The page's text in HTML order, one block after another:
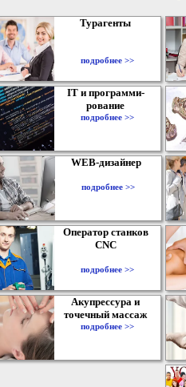
Турагенты
подробнее >>
IT и программи-
рование
подробнее >>
WEB-дизайнер
подробнее >>
Оператор станков
CNC
подробнее >>
Акупрессура и
точечный массаж
подробнее >>